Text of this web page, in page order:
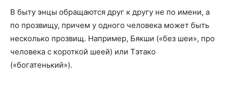
В быту энцы обращаются друг к другу не по имени, а
по прозвищу, причем у одного человека может быть
несколько прозвищ. Например, Бякши («без шеи», про
человека с короткой шеей) или Тэтако
(«богатенький»).